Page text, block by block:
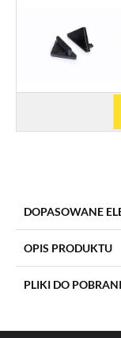
DOPASOWANE
OPIS PRODUKTU
PLIKI DO